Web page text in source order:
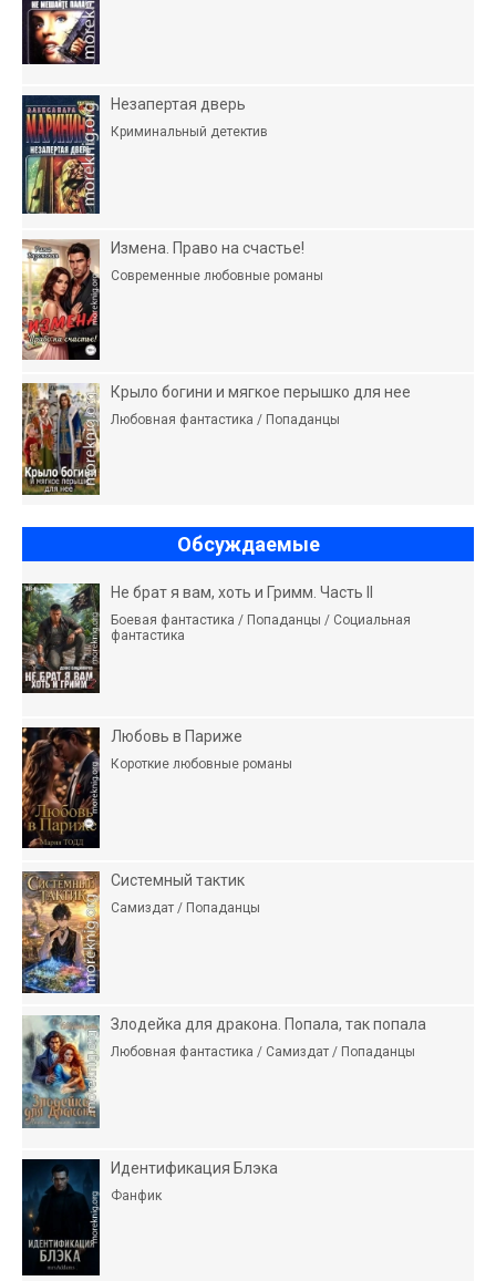
Незапертая дверь
Криминальный детектив
Измена. Право на счастье!
Современные любовные романы
Крыло богини и мягкое перышко для нее
Любовная фантастика / Попаданцы
Обсуждаемые
Не брат я вам, хоть и Гримм. Часть II
Боевая фантастика / Попаданцы / Социальная
фантастика
Любовь в Париже
Короткие любовные романы
Системный тактик
Самиздат / Попаданцы
Злодейка для дракона. Попала, так попала
Любовная фантастика / Самиздат / Попаданцы
Идентификация Блэка
Фанфик